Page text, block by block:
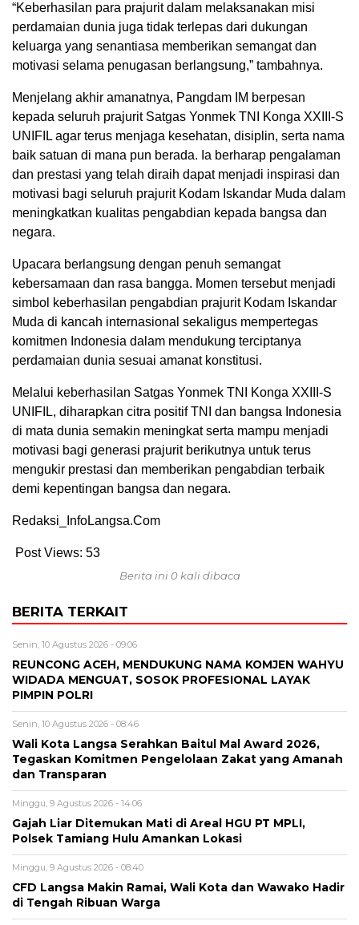
“Keberhasilan para prajurit dalam melaksanakan misi
perdamaian dunia juga tidak terlepas dari dukungan
keluarga yang senantiasa memberikan semangat dan
motivasi selama penugasan berlangsung,” tambahnya.
Menjelang akhir amanatnya, Pangdam IM berpesan
kepada seluruh prajurit Satgas Yonmek TNI Konga XXIII-S
UNIFIL agar terus menjaga kesehatan, disiplin, serta nama
baik satuan di mana pun berada. Ia berharap pengalaman
dan prestasi yang telah diraih dapat menjadi inspirasi dan
motivasi bagi seluruh prajurit Kodam Iskandar Muda dalam
meningkatkan kualitas pengabdian kepada bangsa dan
negara.
Upacara berlangsung dengan penuh semangat
kebersamaan dan rasa bangga. Momen tersebut menjadi
simbol keberhasilan pengabdian prajurit Kodam Iskandar
Muda di kancah internasional sekaligus mempertegas
komitmen Indonesia dalam mendukung terciptanya
perdamaian dunia sesuai amanat konstitusi.
Melalui keberhasilan Satgas Yonmek TNI Konga XXIII-S
UNIFIL, diharapkan citra positif TNI dan bangsa Indonesia
di mata dunia semakin meningkat serta mampu menjadi
motivasi bagi generasi prajurit berikutnya untuk terus
mengukir prestasi dan memberikan pengabdian terbaik
demi kepentingan bangsa dan negara.
Redaksi_InfoLangsa.Com
Post Views: 53
Berita ini 0 kali dibaca
BERITA TERKAIT
Senin, 10 Agustus 2026 - 09:06
REUNCONG ACEH, MENDUKUNG NAMA KOMJEN WAHYU
WIDADA MENGUAT, SOSOK PROFESIONAL LAYAK
PIMPIN POLRI
Senin, 10 Agustus 2026 - 08:46
Wali Kota Langsa Serahkan Baitul Mal Award 2026,
Tegaskan Komitmen Pengelolaan Zakat yang Amanah
dan Transparan
Minggu, 9 Agustus 2026 - 14:06
Gajah Liar Ditemukan Mati di Areal HGU PT MPLI,
Polsek Tamiang Hulu Amankan Lokasi
Minggu, 9 Agustus 2026 - 08:40
CFD Langsa Makin Ramai, Wali Kota dan Wawako Hadir
di Tengah Ribuan Warga